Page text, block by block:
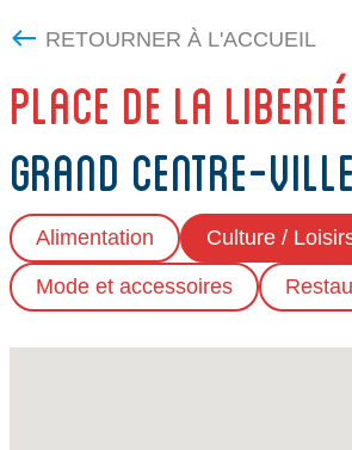
RETOURNER À L'ACCUEIL
PLACE DE LA LIBERTÉ
GRAND CENTRE-VILLE
Alimentation Culture /
Mode et accessoires